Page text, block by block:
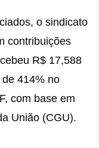
o sindicato
contribuições
R$ 17,588
414% no
com base em
União (CGU).